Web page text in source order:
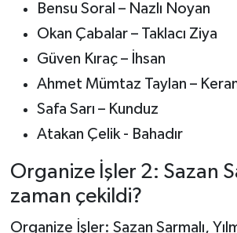
Bensu Soral – Nazlı Noyan
Okan Çabalar – Taklacı Ziya
Güven Kıraç – İhsan
Ahmet Mümtaz Taylan –
Safa Sarı – Kunduz
Atakan Çelik - Bahadır
Organize İşler 2: Sazan
zaman çekildi?
Organize İşler: Sazan Sarmalı,